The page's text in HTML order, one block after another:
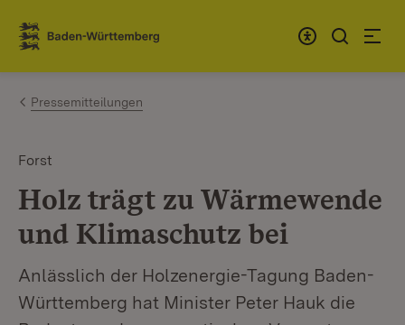
Zum Inhalt springen
Link zur Startseite
Pressemitteilungen
Forst
Holz trägt zu Wärmewende
und Klimaschutz bei
Anlässlich der Holzenergie-Tagung Baden-
Württemberg hat Minister Peter Hauk die